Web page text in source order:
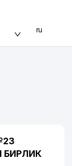
ru
БИРЛИК